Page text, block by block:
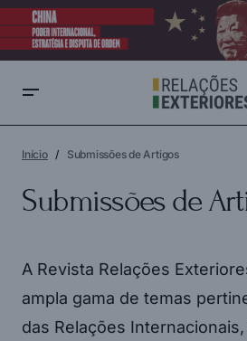
Início Submissões de Artigos
Submissões de
A Revista Relações
ampla gama de temas
das Relações